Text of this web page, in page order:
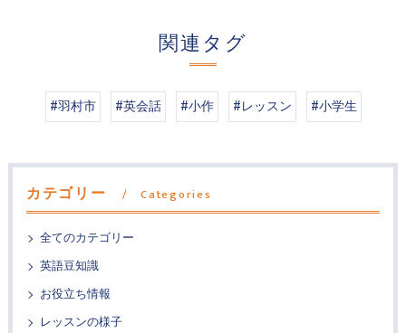
関連タグ
#羽村市 #英会話 #小作 #レッスン #小学生
カテゴリー Categories
全てのカテゴリー
英語豆知識
お役立ち情報
レッスンの様子